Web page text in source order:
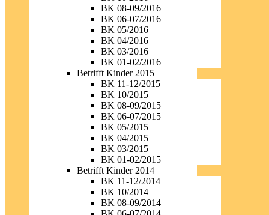
BK 08-09/2016
BK 06-07/2016
BK 05/2016
BK 04/2016
BK 03/2016
BK 01-02/2016
Betrifft Kinder 2015
BK 11-12/2015
BK 10/2015
BK 08-09/2015
BK 06-07/2015
BK 05/2015
BK 04/2015
BK 03/2015
BK 01-02/2015
Betrifft Kinder 2014
BK 11-12/2014
BK 10/2014
BK 08-09/2014